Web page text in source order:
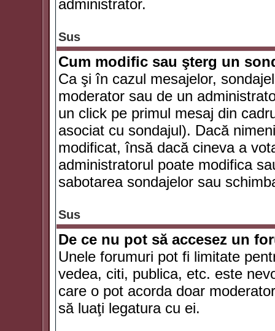
administrator.
Sus
Cum modific sau şterg un
Ca şi în cazul mesajelor,
moderator sau de un
un click pe primul mesaj din
asociat cu sondajul). Dacă
modificat, însă dacă cineva a
administratorul poate modifica
sabotarea sondajelor sau
Sus
De ce nu pot să accesez un
Unele forumuri pot fi limitate
vedea, citi, publica, etc. este
care o pot acorda doar
să luaţi legatura cu ei.